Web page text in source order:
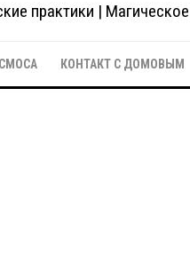
практики |
КОНТАКТ С ДОМОВЫМ